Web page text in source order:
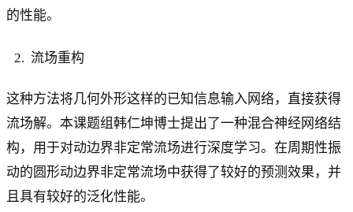
的性能。
流场重构
这种方法将几何外形这样的已知信息输入网络，直接获得
流场解。本课题组韩仁坤博士提出了一种混合神经网络结
构，用于对动边界非定常流场进行深度学习。在周期性振
动的圆形动边界非定常流场中获得了较好的预测效果，并
且具有较好的泛化性能。